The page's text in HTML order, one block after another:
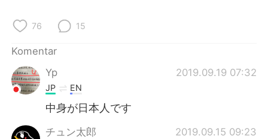
Português
76 15
Komentar
Yp
2019.09.19 07:32
JP EN
中身が日本人です
チュン太郎 2019.09.15 09:23